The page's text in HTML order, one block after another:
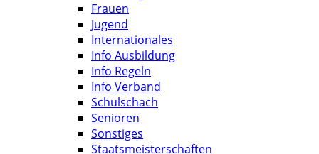
Frauen
Jugend
Internationales
Info Ausbildung
Info Regeln
Info Verband
Schulschach
Senioren
Sonstiges
Staatsmeisterschaften